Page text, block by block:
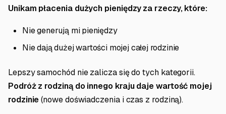
Unikam płacenia dużych pieniędzy za rzeczy, które:
Nie generują mi pieniędzy
Nie dają dużej wartości mojej całej rodzinie
Lepszy samochód nie zalicza się do tych kategorii.
Podróż z rodziną do innego kraju daje wartość mojej
rodzinie(nowe doświadczenia i czas z rodziną).